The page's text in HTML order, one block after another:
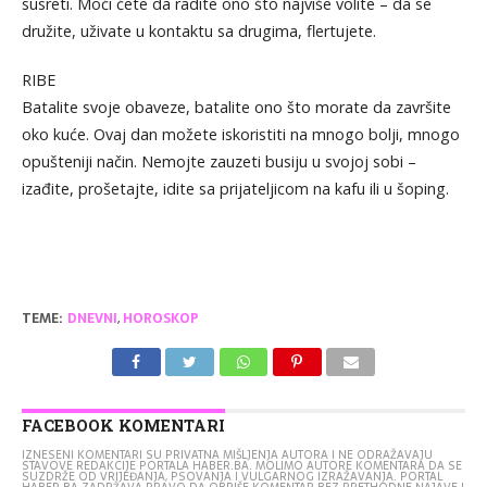
družite, uživate u kontaktu sa drugima, flertujete.
RIBE
Batalite svoje obaveze, batalite ono što morate da završite
oko kuće. Ovaj dan možete iskoristiti na mnogo bolji, mnogo
opušteniji način. Nemojte zauzeti busiju u svojoj sobi –
izađite, prošetajte, idite sa prijateljicom na kafu ili u šoping.
TEME: DNEVNI, HOROSKOP
FACEBOOK KOMENTARI
IZNESENI KOMENTARI SU PRIVATNA MIŠLJENJA AUTORA I NE ODRAŽAVAJU
STAVOVE REDAKCIJE PORTALA HABER.BA. MOLIMO AUTORE KOMENTARA DA SE
SUZDRŽE OD VRIJEĐANJA, PSOVANJA I VULGARNOG IZRAŽAVANJA. PORTAL